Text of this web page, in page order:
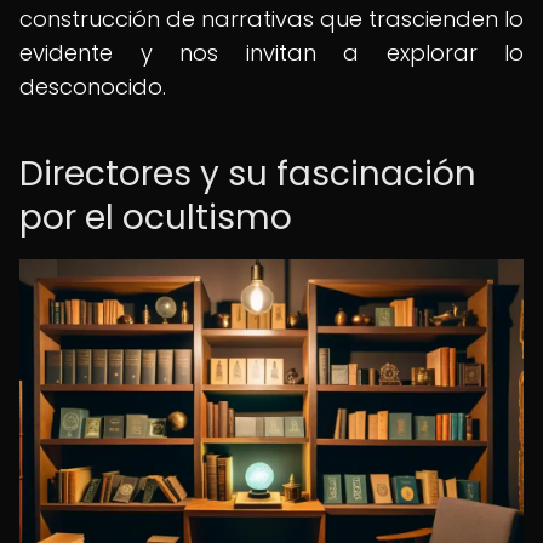
construcción de narrativas que trascienden lo
evidente y nos invitan a explorar lo
desconocido.
Directores y su fascinación
por el ocultismo